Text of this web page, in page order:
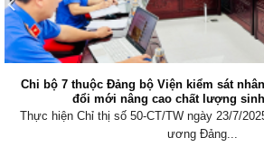
Chi bộ 7 thuộc Đảng bộ Viện kiểm sát
đổi mới nâng cao chất lượng
Thực hiện Chỉ thị số 50-CT/TW ngày 23/7/
ương Đảng...